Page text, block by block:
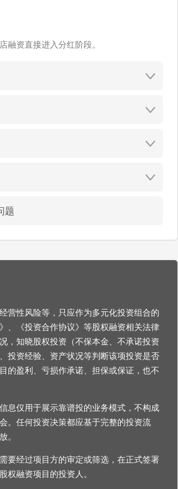
资直接进入分红阶段。
题
营性风险等，只应作为多元化投资组合的
、《投资合作协议》等股权融资相关法律
，知晓股权投资（不保本金、不承诺投资
投资经验、资产状况等判断该项投资是否
的盈利、亏损作承诺、担保或保证，也不
息仅用于展示靠谱投的业务模式，不构成
。任何投资决策都应基于完整的投资流
。
要经过项目方的审定或筛选，在正式签署
权融资项目的投资人。